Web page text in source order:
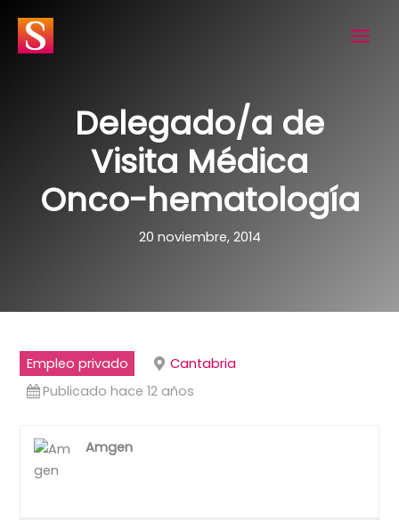
contenido
Delegado/a de
Visita Médica
Onco-hematología
20 noviembre, 2014
Empleo privado
Cantabria
Publicado hace 12 años
Amgen